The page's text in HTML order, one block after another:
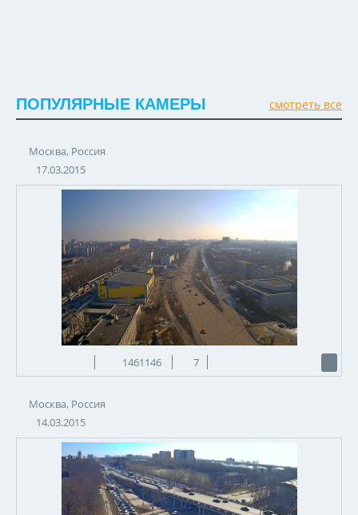
ПОПУЛЯРНЫЕ КАМЕРЫ смотреть все
Москва, Россия
17.03.2015
1461146 7
Москва, Россия
14.03.2015